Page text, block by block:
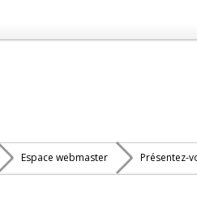
Espace webmaster Présentez-